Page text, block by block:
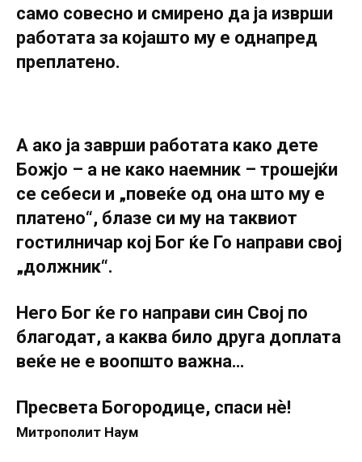
само совесно и смирено да ја изврши
работата за којашто му е однапред
преплатено.
А ако ја заврши работата како дете
Божјо – а не како наемник – трошејќи
се себеси и „повеќе од она што му е
платено“, блазе си му на таквиот
гостилничар кој Бог ќе Го направи свој
„должник“.
Него Бог ќе го направи син Свој по
благодат, а каква било друга доплата
веќе не е воопшто важна…
Пресвета Богородице, спаси нѐ!
Митрополит Наум